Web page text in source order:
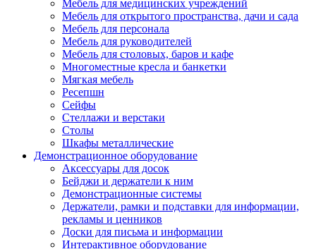
Мебель для медицинских учреждений
Мебель для открытого пространства, дачи и сада
Мебель для персонала
Мебель для руководителей
Мебель для столовых, баров и кафе
Многоместные кресла и банкетки
Мягкая мебель
Ресепшн
Сейфы
Стеллажи и верстаки
Столы
Шкафы металлические
Демонстрационное оборудование
Аксессуары для досок
Бейджи и держатели к ним
Демонстрационные системы
Держатели, рамки и подставки для информации,
рекламы и ценников
Доски для письма и информации
Интерактивное оборудование